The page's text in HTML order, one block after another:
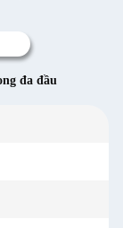
đa đầu